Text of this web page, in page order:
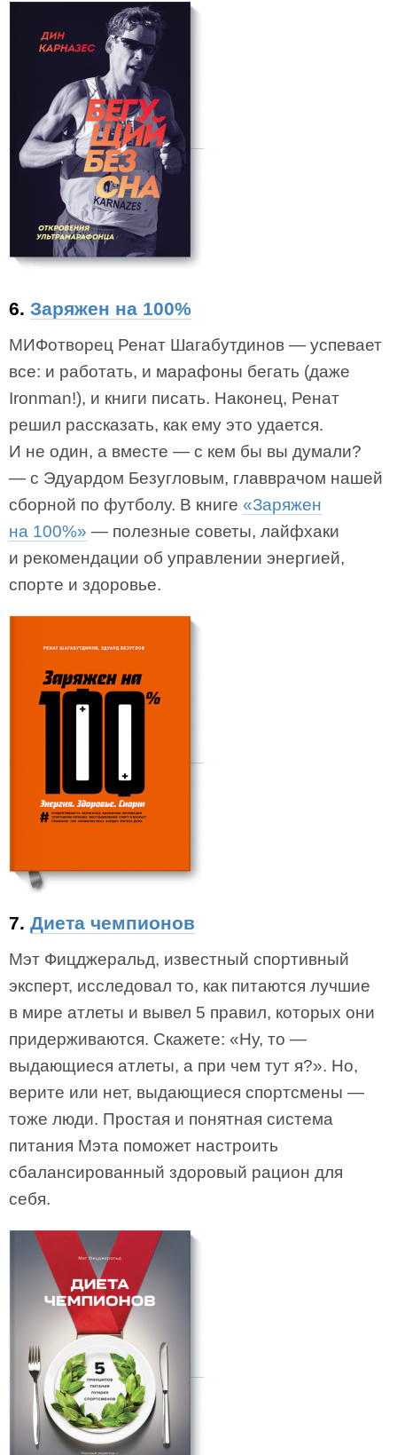
6. Заряжен на 100%
МИФотворец Ренат Шагабутдинов — успевает
все: и работать, и марафоны бегать (даже
Ironman!), и книги писать. Наконец, Ренат
решил рассказать, как ему это удается.
И не один, а вместе — с кем бы вы думали?
— с Эдуардом Безугловым, главврачом нашей
сборной по футболу. В книге «Заряжен
на 100%» — полезные советы, лайфхаки
и рекомендации об управлении энергией,
спорте и здоровье.
7. Диета чемпионов
Мэт Фицджеральд, известный спортивный
эксперт, исследовал то, как питаются лучшие
в мире атлеты и вывел 5 правил, которых они
придерживаются. Скажете: «Ну, то —
выдающиеся атлеты, а при чем тут я?». Но,
верите или нет, выдающиеся спортсмены —
тоже люди. Простая и понятная система
питания Мэта поможет настроить
сбалансированный здоровый рацион для
себя.